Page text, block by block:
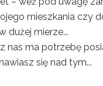
mieszkania czy
dużej mierze...
nas ma potrzebę
się nad tym...